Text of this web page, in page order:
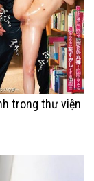
trong thư viện